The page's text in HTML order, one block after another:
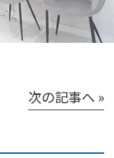
次の記事へ »